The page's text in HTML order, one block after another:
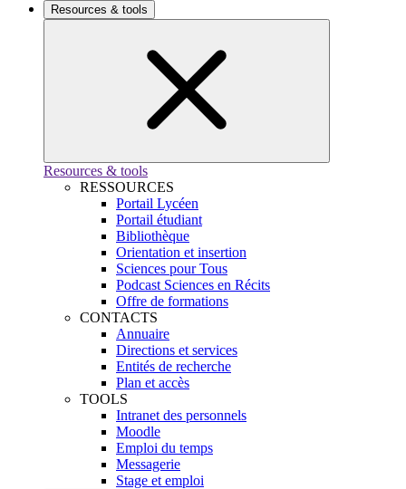
Resources & tools
Resources & tools
RESSOURCES
Portail Lycéen
Portail étudiant
Bibliothèque
Orientation et insertion
Sciences pour Tous
Podcast Sciences en Récits
Offre de formations
CONTACTS
Annuaire
Directions et services
Entités de recherche
Plan et accès
TOOLS
Intranet des personnels
Moodle
Emploi du temps
Messagerie
Stage et emploi